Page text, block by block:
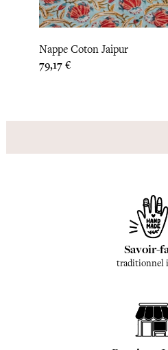
Nappe Coton Jaipur
Prix
79,17 €
Savoir-
traditionnel